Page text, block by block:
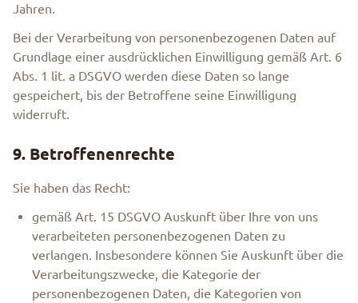
Jahren.
Bei der Verarbeitung von personenbezogenen Daten auf
Grundlage einer ausdrücklichen Einwilligung gemäß Art. 6
Abs. 1 lit. a DSGVO werden diese Daten so lange
gespeichert, bis der Betroffene seine Einwilligung
widerruft.
9. Betroffenenrechte
Sie haben das Recht:
gemäß Art. 15 DSGVO Auskunft über Ihre von uns
verarbeiteten personenbezogenen Daten zu
verlangen. Insbesondere können Sie Auskunft über die
Verarbeitungszwecke, die Kategorie der
personenbezogenen Daten, die Kategorien von